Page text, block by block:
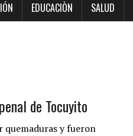
EDUCACIÒN SALUD
de Tocuyito
y fueron